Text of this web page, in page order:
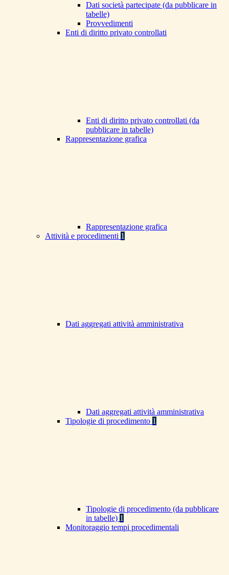
Dati società partecipate (da pubblicare in
tabelle)
Provvedimenti
Enti di diritto privato controllati
Enti di diritto privato controllati (da
pubblicare in tabelle)
Rappresentazione grafica
Rappresentazione grafica
Attività e procedimenti 1
Dati aggregati attività amministrativa
Dati aggregati attività amministrativa
Tipologie di procedimento 1
Tipologie di procedimento (da pubblicare
in tabelle) 1
Monitoraggio tempi procedimentali